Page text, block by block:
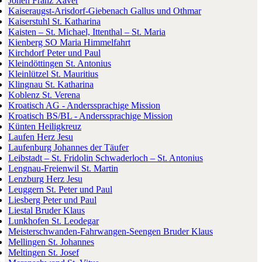
Kaiseraugst-Arisdorf-Giebenach Gallus und Othmar
Kaiserstuhl St. Katharina
Kaisten – St. Michael, Ittenthal – St. Maria
Kienberg SO Maria Himmelfahrt
Kirchdorf Peter und Paul
Kleindöttingen St. Antonius
Kleinlützel St. Mauritius
Klingnau St. Katharina
Koblenz St. Verena
Kroatisch AG - Anderssprachige Mission
Kroatisch BS/BL - Anderssprachige Mission
Künten Heiligkreuz
Laufen Herz Jesu
Laufenburg Johannes der Täufer
Leibstadt – St. Fridolin Schwaderloch – St. Antonius
Lengnau-Freienwil St. Martin
Lenzburg Herz Jesu
Leuggern St. Peter und Paul
Liesberg Peter und Paul
Liestal Bruder Klaus
Lunkhofen St. Leodegar
Meisterschwanden-Fahrwangen-Seengen Bruder Klaus
Mellingen St. Johannes
Meltingen St. Josef